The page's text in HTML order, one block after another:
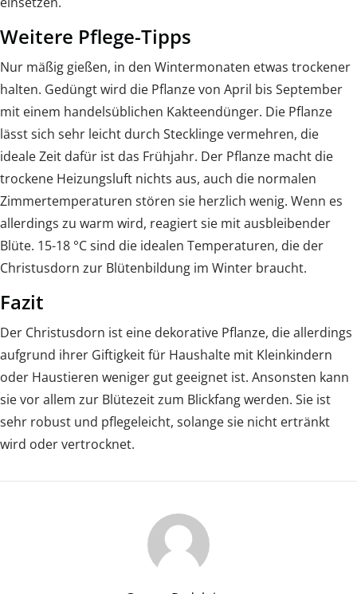
Weitere Pflege-Tipps
Nur mäßig gießen, in den Wintermonaten etwas trockener
halten. Gedüngt wird die Pflanze von April bis September
mit einem handelsüblichen Kakteendünger. Die Pflanze
lässt sich sehr leicht durch Stecklinge vermehren, die
ideale Zeit dafür ist das Frühjahr. Der Pflanze macht die
trockene Heizungsluft nichts aus, auch die normalen
Zimmertemperaturen stören sie herzlich wenig. Wenn es
allerdings zu warm wird, reagiert sie mit ausbleibender
Blüte. 15-18 °C sind die idealen Temperaturen, die der
Christusdorn zur Blütenbildung im Winter braucht.
Fazit
Der Christusdorn ist eine dekorative Pflanze, die allerdings
aufgrund ihrer Giftigkeit für Haushalte mit Kleinkindern
oder Haustieren weniger gut geeignet ist. Ansonsten kann
sie vor allem zur Blütezeit zum Blickfang werden. Sie ist
sehr robust und pflegeleicht, solange sie nicht ertränkt
wird oder vertrocknet.